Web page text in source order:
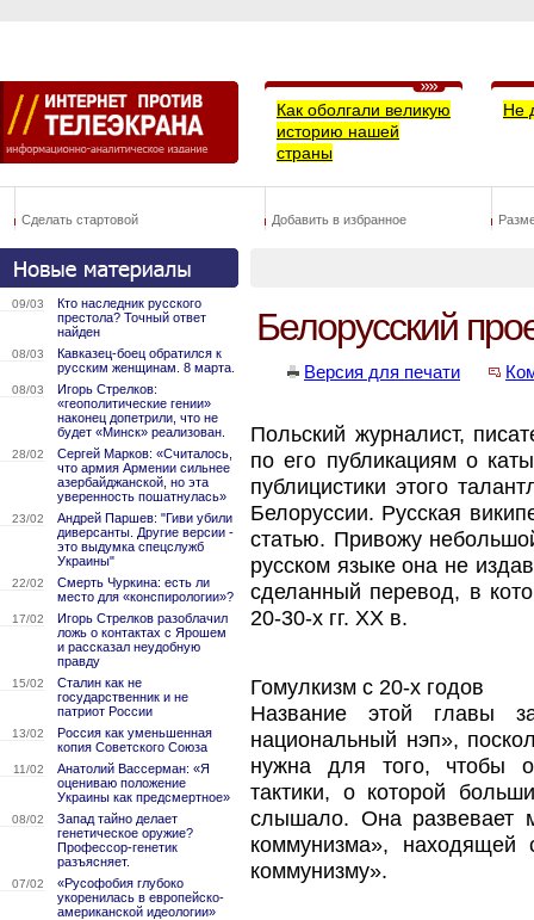
Как оболгали великую
историю нашей
страны
Не
Сделать стартовой Добавить в избранное
09/03
Кто наследник русского
престола? Точный ответ
найден
08/03
Кавказец-боец обратился к
русским женщинам. 8 марта.
08/03
Игорь Стрелков:
«геополитические гении»
наконец допетрили, что не
будет «Минск» реализован.
28/02
Сергей Марков: «Считалось,
что армия Армении сильнее
азербайджанской, но эта
уверенность пошатнулась»
23/02
Андрей Паршев: "Гиви убили
диверсанты. Другие версии -
это выдумка спецслужб
Украины"
22/02
Смерть Чуркина: есть ли
место для «конспирологии»?
17/02
Игорь Стрелков разоблачил
ложь о контактах с Ярошем
и рассказал неудобную
правду
15/02
Сталин как не
государственник и не
патриот России
13/02
Россия как уменьшенная
копия Советского Союза
11/02
Анатолий Вассерман: «Я
оцениваю положение
Украины как предсмертное»
08/02
Запад тайно делает
генетическое оружие?
Профессор-генетик
разъясняет.
07/02
«Русофобия глубоко
укоренилась в европейско-
американской идеологии»
Белорусский
Версия для печати
Польский журналист,
по его публикациям о
публицистики этого
Белоруссии. Русская
статью. Привожу
русском языке она не
сделанный перевод, в
20-30-х гг. XX в.
Гомулкизм с 20-х годов
Название этой главы
национальный нэп»,
нужна для того, чтобы
тактики, о которой
слышало. Она развевает
коммунизма»,
коммунизму».